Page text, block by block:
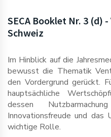
SECA Booklet Nr. 3 (d)
Schweiz
Im Hinblick auf die
bewusst die Thematik
den Vordergrund gerückt.
hauptsächliche
dessen
Innovationsfreude und das
wichtige Rolle.